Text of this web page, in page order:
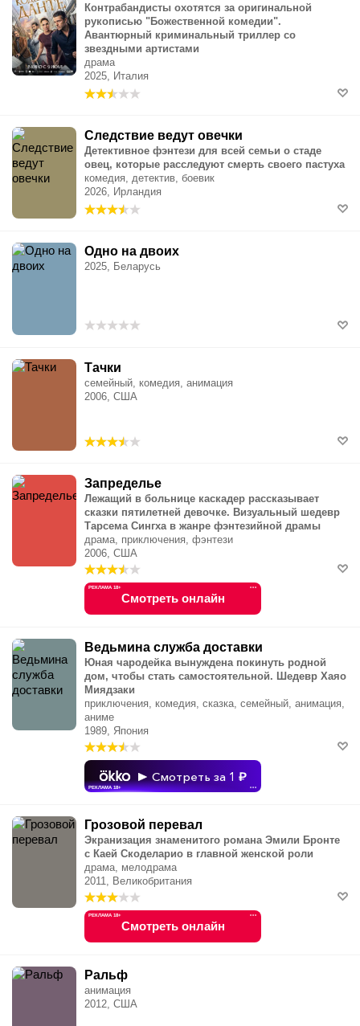
Контрабандисты охотятся за оригинальной
рукописью "Божественной комедии".
Авантюрный криминальный триллер со
звездными артистами
драма
2025, Италия
Следствие ведут овечки
Детективное фэнтези для всей семьи о стаде
овец, которые расследуют смерть своего пастуха
комедия, детектив, боевик
2026, Ирландия
Одно на двоих
2025, Беларусь
Тачки
семейный, комедия, анимация
2006, США
Запределье
Лежащий в больнице каскадер рассказывает
сказки пятилетней девочке. Визуальный шедевр
Тарсема Сингха в жанре фэнтезийной драмы
драма, приключения, фэнтези
2006, США
РЕКЛАМА 18+ •••
Смотреть онлайн
Ведьмина служба доставки
Юная чародейка вынуждена покинуть родной
дом, чтобы стать самостоятельной. Шедевр Хаяо
Миядзаки
приключения, комедия, сказка, семейный, анимация,
аниме
1989, Япония
РЕКЛАМА 18+ •••
Смотреть за 1
Грозовой перевал
Экранизация знаменитого романа Эмили Бронте
с Каей Скоделарио в главной женской роли
драма, мелодрама
2011, Великобритания
РЕКЛАМА 18+ •••
Смотреть онлайн
Ральф
анимация
2012, США